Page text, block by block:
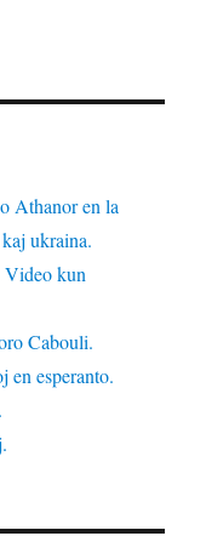
Athanor en la
ukraina.
Video kun
Cabouli.
en esperanto.